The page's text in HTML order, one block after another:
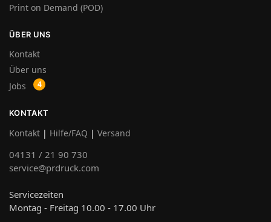
Print on Demand (POD)
ÜBER UNS
Kontakt
Über uns
Jobs
KONTAKT
Kontakt | Hilfe/FAQ | Versand
04131 / 21 90 730
service@prdruck.com
Servicezeiten
Montag - Freitag 10.00 - 17.00 Uhr